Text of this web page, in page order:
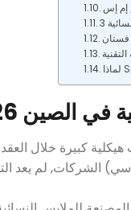
إم إس
كبيرة خلال
الشركات, لم يعد